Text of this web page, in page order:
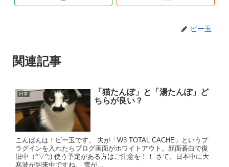
ビー玉
関連記事
日常
「猫たんぽ」と「湯たんぽ」ど
ちらが良い？
こんばんは！ビー玉です。 夫が「W3 TOTAL CACHE」というプ
ラグインを入れたらブログ画面がホワイトアウト。顔面蒼白で復
旧中（^▽^;) 使う予定がある方はご注意を！！ さて、日本中に大
寒波が到来中ですね。 雪が...